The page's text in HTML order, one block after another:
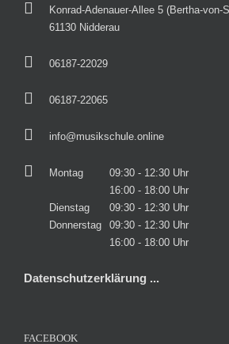
Konrad-Adenauer-Allee 5 (Bertha-von-
61130 Nidderau
06187-22029
06187-22065
info@musikschule.online
Montag
09:30 - 12:30 Uhr
16:00 - 18:00 Uhr
Dienstag
09:30 - 12:30 Uhr
Donnerstag
09:30 - 12:30 Uhr
16:00 - 18:00 Uhr
Datenschutzerklärung ...
FACEBOOK